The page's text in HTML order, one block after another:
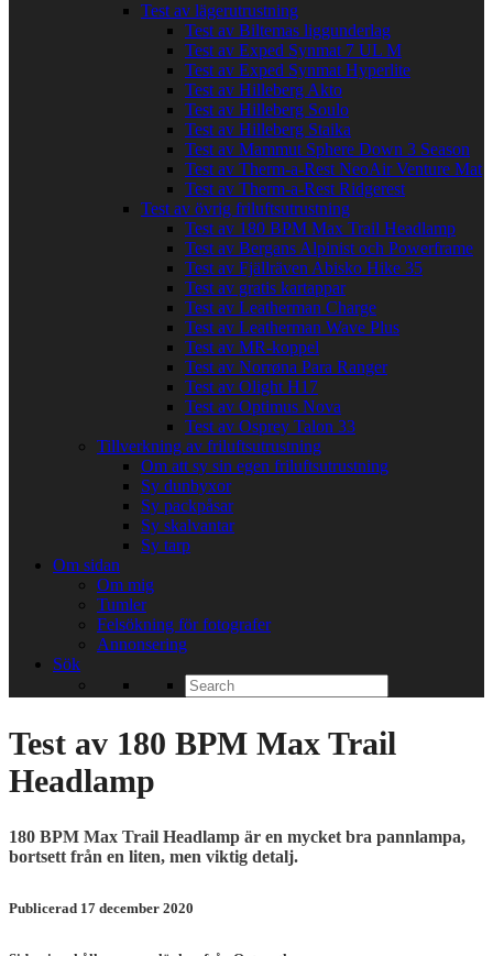
Test av lägerutrustning
Test av Biltemas liggunderlag
Test av Exped Synmat 7 UL M
Test av Exped Synmat Hyperlite
Test av Hilleberg Akto
Test av Hilleberg Soulo
Test av Hilleberg Staika
Test av Mammut Sphere Down 3 Season
Test av Therm-a-Rest NeoAir Venture Mat
Test av Therm-a-Rest Ridgerest
Test av övrig friluftsutrustning
Test av 180 BPM Max Trail Headlamp
Test av Bergans Alpinist och Powerframe
Test av Fjällräven Abisko Hike 35
Test av gratis kartappar
Test av Leatherman Charge
Test av Leatherman Wave Plus
Test av MR-koppel
Test av Norrøna Para Ranger
Test av Olight H17
Test av Optimus Nova
Test av Osprey Talon 33
Tillverkning av friluftsutrustning
Om att sy sin egen friluftsutrustning
Sy dunbyxor
Sy packpåsar
Sy skalvantar
Sy tarp
Om sidan
Om mig
Tumler
Felsökning för fotografer
Annonsering
Sök
Search
for:
Test av 180 BPM Max Trail
Headlamp
180 BPM Max Trail Headlamp är en mycket bra pannlampa,
bortsett från en liten, men viktig detalj.
Publicerad 17 december 2020